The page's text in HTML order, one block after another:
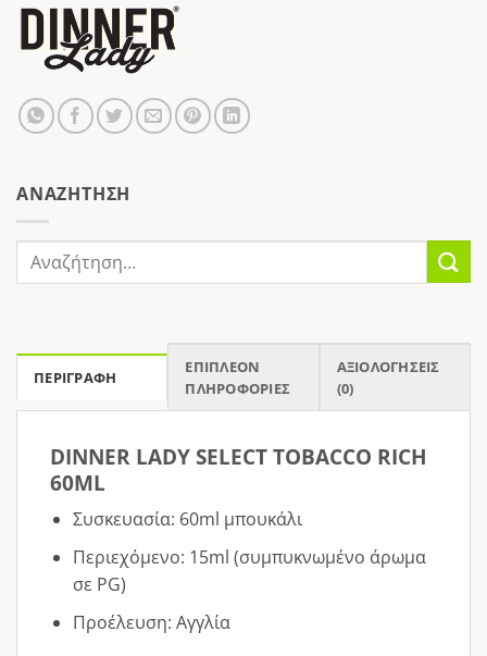
AΝΑΖΉΤΗΣΗ
Αναζήτηση
για:
ΠΕΡΙΓΡΑΦΉ
ΕΠΙΠΛΈΟΝ
ΠΛΗΡΟΦΟΡΊΕΣ
ΑΞΙΟΛΟΓΉΣΕΙΣ
(0)
DINNER LADY SELECT TOBACCO RICH
60ML
Συσκευασία: 60ml μπουκάλι
Περιεχόμενο: 15ml (συμπυκνωμένο άρωμα
σε PG)
Προέλευση: Αγγλία